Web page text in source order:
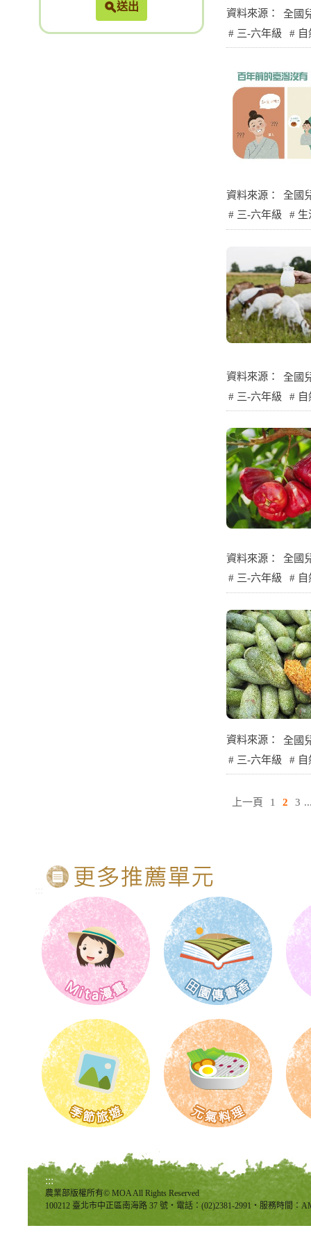
送出
資料來源：
全國
三-六年級
資料來源：
全國
三-六年級
生
資料來源：
全國
三-六年級
資料來源：
全國
三-六年級
資料來源：
全國
三-六年級
上一頁 1 2 3
:::
農業部版權所有© MOA All Rights Reserved
100212 臺北市中正區南海路 37 號‧電話：(02)2381-2991‧服務時間：